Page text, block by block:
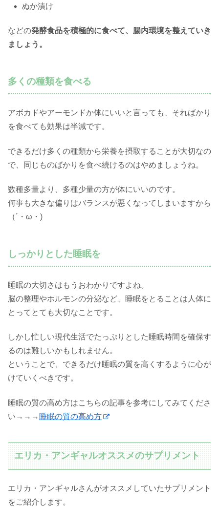
ぬか漬け
などの発酵食品を積極的に食べて、腸内環境を整えていき
ましょう。
多くの種類を食べる
アボカドやアーモンドか体にいいと言っても、そればかり
を食べても効果は半減です。
できるだけ多くの種類から栄養を摂取することが大切なの
で、同じものばかりを食べ続けるのはやめましょうね。
数種多量より、多種少量の方が体にいいのです。
何事も大きな偏りはバランスが悪くなってしまいますから
（´・ω・)
しっかりとした睡眠を
睡眠の大切さはもうおわかりですよね。
脳の整理やホルモンの分泌など、睡眠をとることは人体に
とってとても大切なことです。
しかし忙しい現代生活でたっぷりとした睡眠時間を確保す
るのは難しいかもしれません。
ということで、できるだけ睡眠の質を高くするように心が
けていくべきです。
睡眠の質の高め方はこちらの記事を参考にしてみてくださ
い→→→ 睡眠の質の高め方
エリカ・アンギャルオススメのサプリメント
エリカ・アンギャルさんがオススメしていたサプリメント
をご紹介します。